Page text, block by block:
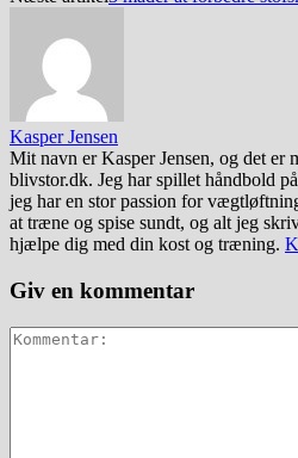
Kasper Jensen
Mit navn er Kasper Jensen, og det er
blivstor.dk. Jeg har spillet håndbold
jeg har en stor passion for
at træne og spise sundt, og alt jeg
hjælpe dig med din kost og træning.
Giv en kommentar